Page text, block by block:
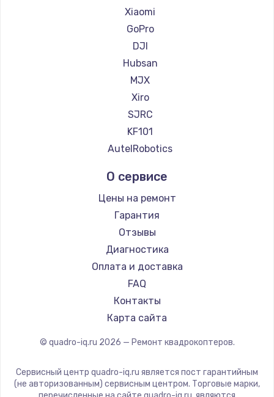
Xiaomi
GoPro
DJI
Hubsan
MJX
Xiro
SJRC
KF101
AutelRobotics
О сервисе
Цены на ремонт
Гарантия
Отзывы
Диагностика
Оплата и доставка
FAQ
Контакты
Карта сайта
© quadro-iq.ru 2026 — Ремонт квадрокоптеров.
Сервисный центр quadro-iq.ru является пост гарантийным
(не авторизованным) сервисным центром. Торговые марки,